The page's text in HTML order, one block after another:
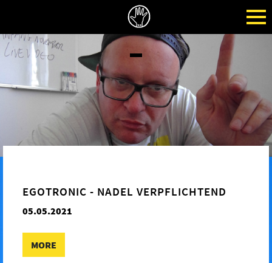
EGOTRONIC - NADEL VERPFLICHTEND
05.05.2021
MORE